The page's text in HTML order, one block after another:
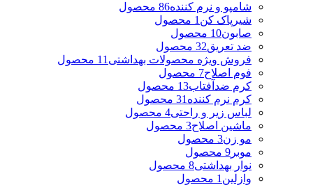
شامپو و نرم کننده86 محصول
شیرپاک کن 1 محصول
صابون10 محصول
ضد تعریق32 محصول
فروش ویژه محصولات بهداشتی 11 محصول
فوم اصلاح7 محصول
کرم ضدآفتاب13 محصول
کرم نرم کننده 31 محصول
لباس زیر و راحتی4 محصول
ماشین اصلاح3 محصول
مو زن3 محصول
موبر 9 محصول
نوار بهداشتی8 محصول
وازلین 1 محصول